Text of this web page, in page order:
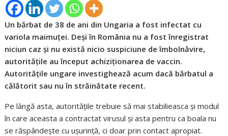
Un bărbat de 38 de ani din Ungaria a fost infectat cu
variola maimuţei. Deşi în România nu a fost înregistrat
niciun caz și nu există nicio suspiciune de îmbolnăvire,
autorităţile au început achiziţionarea de vaccin.
Autorităţile ungare investighează acum dacă bărbatul a
călătorit sau nu în străinătate recent.
Pe lângă asta, autorităţile trebuie să mai stabilieasca şi modul
în care aceasta a contractat virusul şi asta pentru ca boala nu
se răspândeşte cu uşurinţă, ci doar prin contact apropiat.